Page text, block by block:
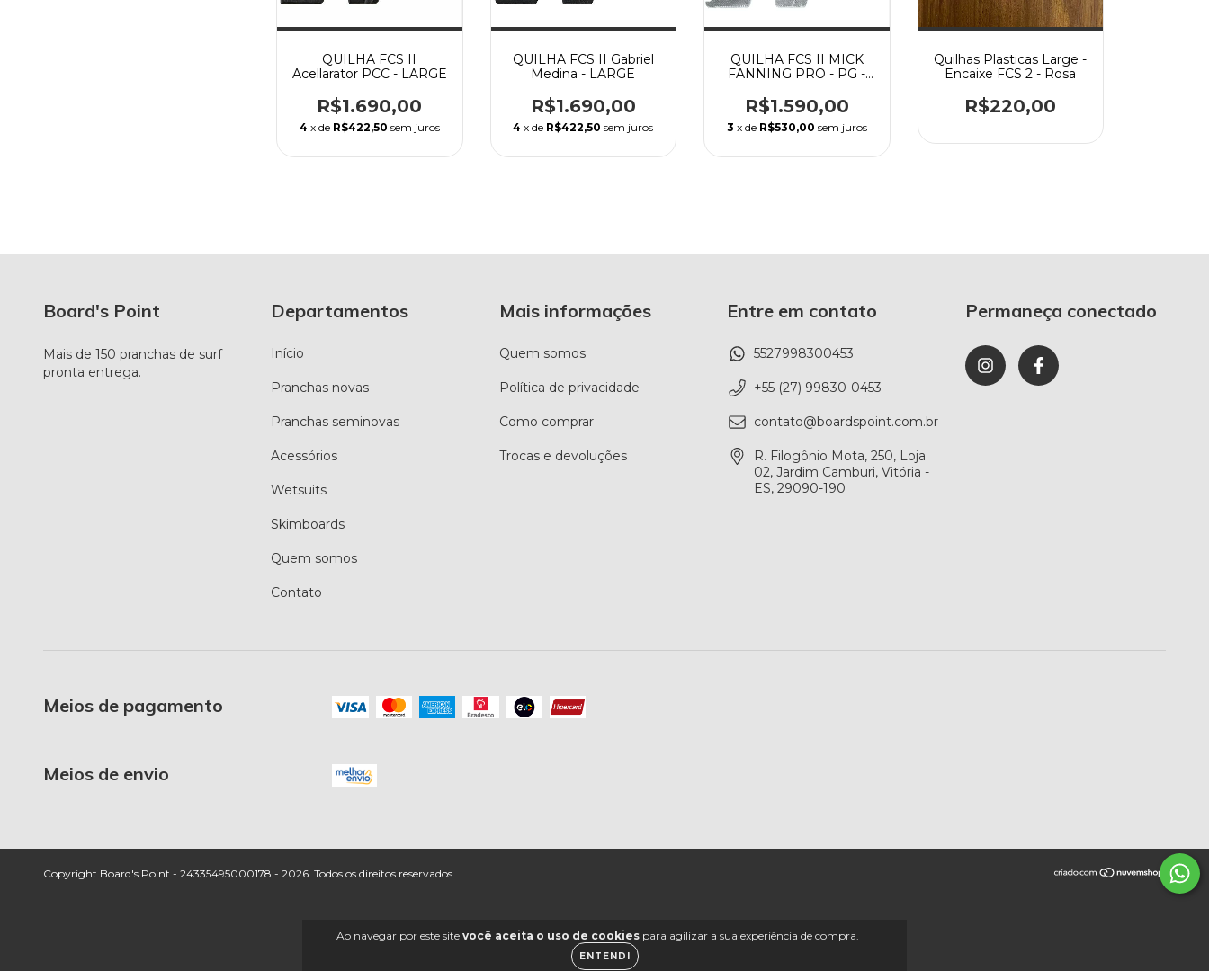
Ao navegar por este site você aceita o uso de cookiespara agilizar a sua experiência de compra.
ENTENDI
QUILHA FCS II
Acellarator PCC - LARGE
R$1.690,00
4 x de R$422,50 sem juros
QUILHA FCS II Gabriel
Medina - LARGE
R$1.690,00
4 x de R$422,50 sem juros
QUILHA FCS II MICK
FANNING PRO - PG -
R$1.590,00
3 x de R$530,00 sem juros
Quilhas Plasticas Large -
Encaixe FCS 2 - Rosa
R$220,00
Board's Point
Mais de 150 pranchas de surf
pronta entrega.
Departamentos
Início
Pranchas novas
Pranchas seminovas
Acessórios
Wetsuits
Skimboards
Quem somos
Contato
Mais informações
Quem somos
Política de privacidade
Como comprar
Trocas e devoluções
Entre em contato
5527998300453
+55 (27) 99830-0453
contato@boardspoint.com.br
R. Filogônio Mota, 250, Loja
02, Jardim Camburi, Vitória -
ES, 29090-190
Permaneça conectado
Meios de pagamento
Meios de envio
Copyright Board's Point - 24335495000178 - 2026. Todos os direitos reservados.